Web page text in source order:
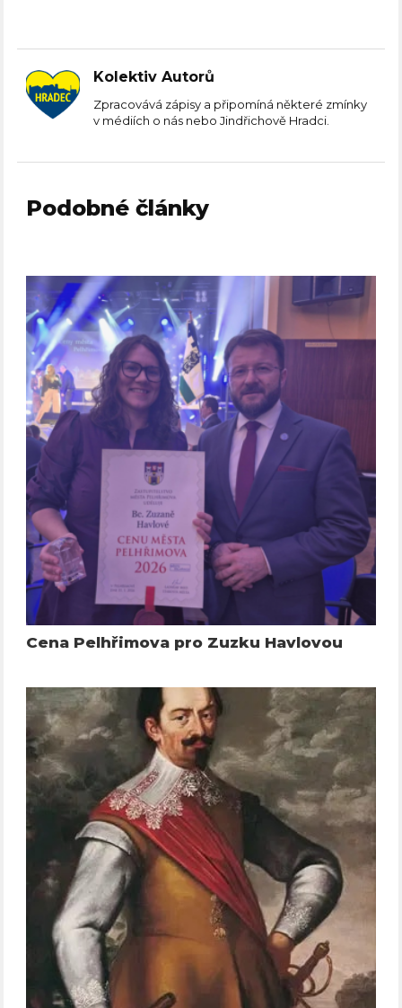
Kolektiv Autorů
Zpracovává zápisy a připomíná některé zmínky
v médiích o nás nebo Jindřichově Hradci.
Podobné články
Cena Pelhřimova pro Zuzku Havlovou